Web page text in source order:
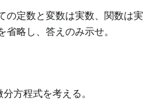
の定数と変数は実数、関数は実
略し、答えのみ示せ。
方程式を考える。